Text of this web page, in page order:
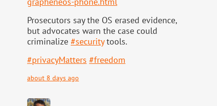
Prosecutors say the OS erased evidence,
but advocates warn the case could
criminalize #securitytools.
#privacyMatters #freedom
about 8 days ago